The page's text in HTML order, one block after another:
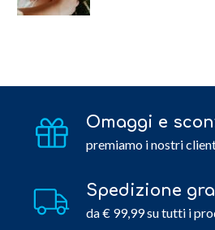
Omaggi e
premiamo i nostri
Spedizione
da € 99,99 su tutti i